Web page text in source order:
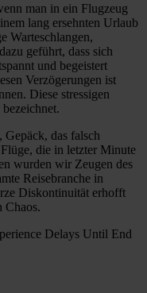
man in ein Flugzeug
lang ersehnten Urlaub
Warteschlangen,
geführt, dass sich
und begeistert
Verzögerungen ist
Diese stressigen
Gepäck, das falsch
die in letzter Minute
wurden wir Zeugen des
Reisebranche in
Diskontinuität erhofft
Chaos.